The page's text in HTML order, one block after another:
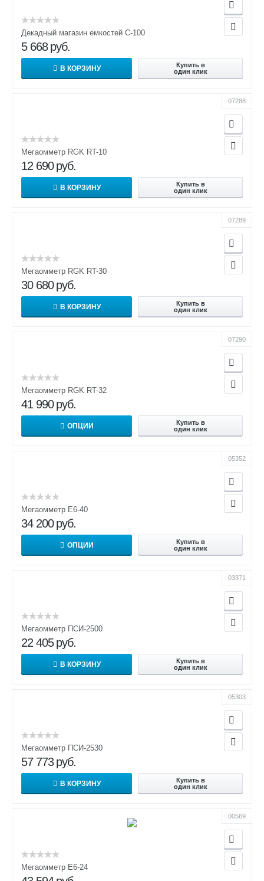
Декадный магазин емкостей C-100
5 668 руб.
В КОРЗИНУ
Купить в
один клик
07288
Мегаомметр RGK RT-10
12 690 руб.
В КОРЗИНУ
Купить в
один клик
07289
Мегаомметр RGK RT-30
30 680 руб.
В КОРЗИНУ
Купить в
один клик
07290
Мегаомметр RGK RT-32
41 990 руб.
ОПЦИИ
Купить в
один клик
05352
Мегаомметр Е6-40
34 200 руб.
ОПЦИИ
Купить в
один клик
03371
Мегаомметр ПСИ-2500
22 405 руб.
В КОРЗИНУ
Купить в
один клик
05303
Мегаомметр ПСИ-2530
57 773 руб.
В КОРЗИНУ
Купить в
один клик
00569
Мегаомметр Е6-24